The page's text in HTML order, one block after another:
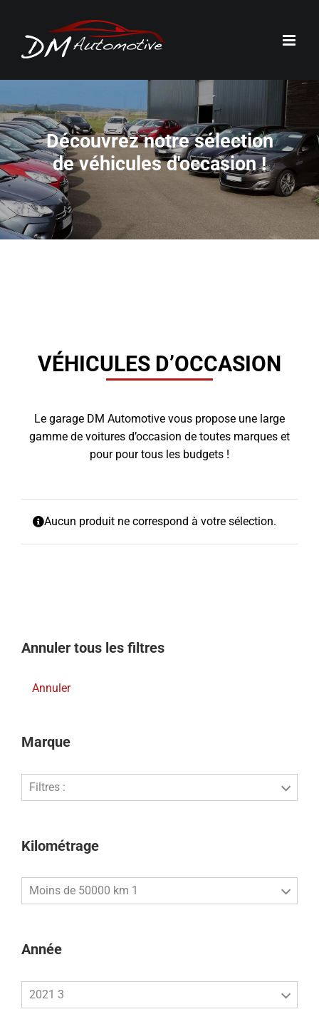
contenu
Découvrez notre sélection
de véhicules d'occasion !
VÉHICULES D’OCCASION
Le garage DM Automotive vous propose une large
gamme de voitures d’occasion de toutes marques et
pour pour tous les budgets !
Aucun produit ne correspond à votre sélection.
Annuler tous les filtres
Annuler
Marque
Filtres :
Kilométrage
Moins de 50000 km 1
Année
2021 3